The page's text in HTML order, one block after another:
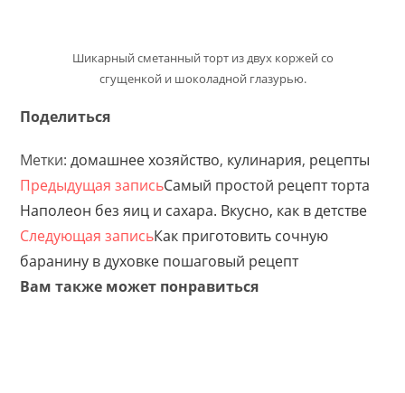
Шикарный сметанный торт из двух коржей со
сгущенкой и шоколадной глазурью.
Поделиться
Метки:домашнее хозяйство, кулинария, рецепты
Предыдущая записьСамый простой рецепт торта
Наполеон без яиц и сахара. Вкусно, как в детстве
Следующая записьКак приготовить сочную
баранину в духовке пошаговый рецепт
Вам также может понравиться